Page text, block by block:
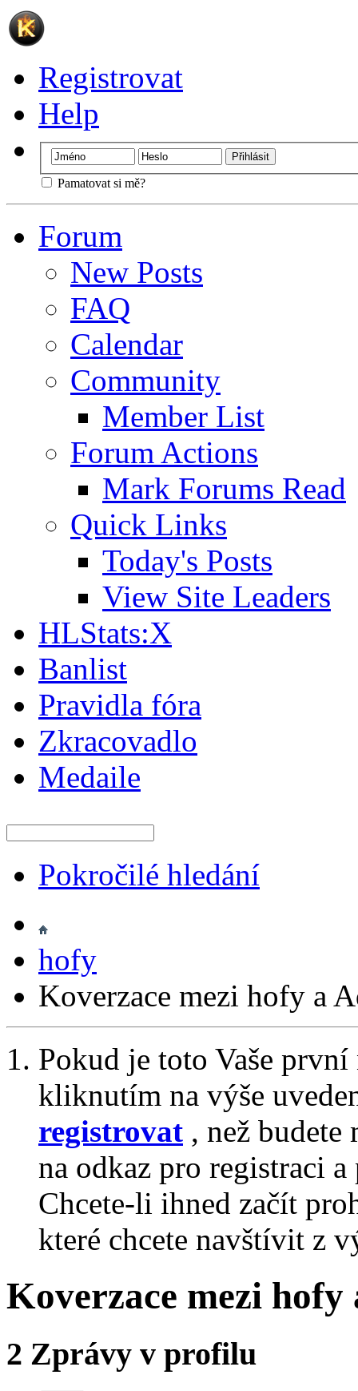
Registrovat
Help
Pamatovat si mě?
Forum
New Posts
FAQ
Calendar
Community
Member List
Forum Actions
Mark Forums Read
Quick Links
Today's Posts
View Site Leaders
HLStats:X
Banlist
Pravidla fóra
Zkracovadlo
Medaile
Pokročilé hledání
hofy
Koverzace mezi hofy a
Pokud je toto Vaše
kliknutím na výše
registrovat , než
na odkaz pro registraci
Chcete-li ihned začít
které chcete navštívit z
Koverzace mezi
2 Zprávy v profilu